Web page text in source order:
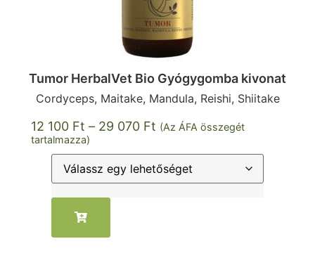
Tumor HerbalVet Bio Gyógygomba kivonat
Cordyceps, Maitake, Mandula, Reishi, Shiitake
12 100 Ft – 29 070 Ft (Az ÁFA összegét
tartalmazza)